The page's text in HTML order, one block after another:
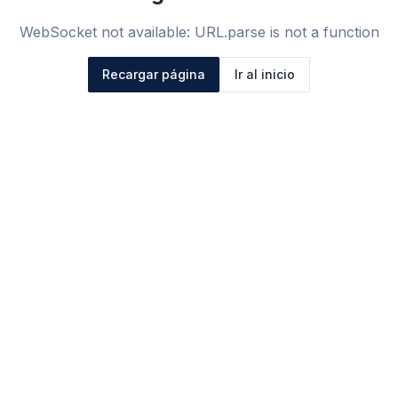
WebSocket not available: URL.parse is not a function
Recargar página Ir al inicio